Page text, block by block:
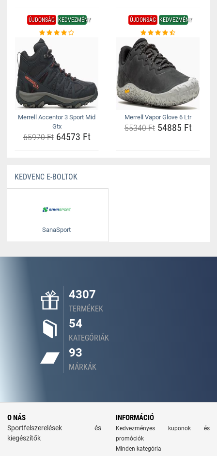
ÚJDONSÁG KEDVEZMÉNY
Merrell Accentor 3 Sport Mid
Gtx
65970 Ft64573 Ft
ÚJDONSÁG KEDVEZMÉNY
Merrell Vapor Glove 6 Ltr
55340 Ft54885 Ft
KEDVENC E-BOLTOK
SanaSport
4307
TERMÉKEK
54
KATEGÓRIÁK
93
MÁRKÁK
O NÁS
Sportfelszerelések és
kiegészítők
INFORMÁCIÓ
Kedvezményes kuponok és
promóciók
Minden kategória